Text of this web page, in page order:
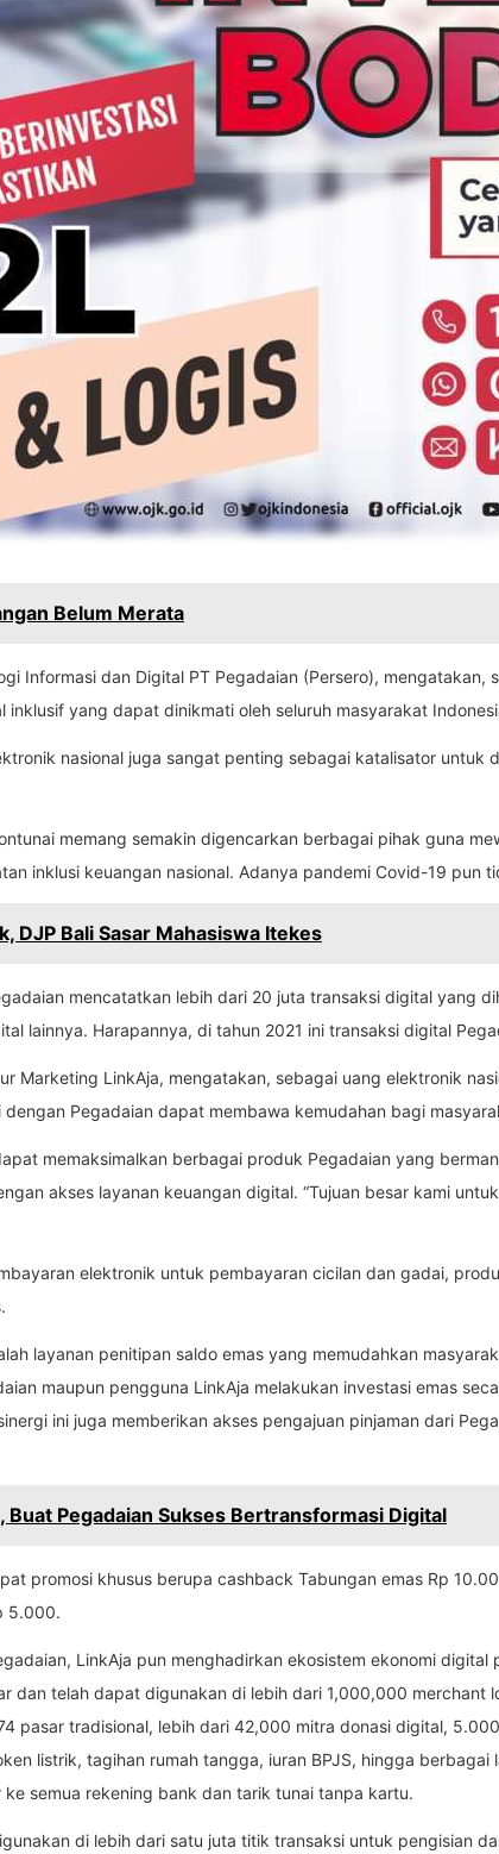
Belum Merata
Informasi dan Digital PT Pegadaian (Persero),
inklusif yang dapat dinikmati oleh seluruh masyarakat
nasional juga sangat penting sebagai katalisator
memang semakin digencarkan berbagai pihak guna
inklusi keuangan nasional. Adanya pandemi Covid-19
DJP Bali Sasar Mahasiswa Itekes
mencatatkan lebih dari 20 juta transaksi digital yang
lainnya. Harapannya, di tahun 2021 ini transaksi digital
Marketing LinkAja, mengatakan, sebagai uang elektronik
Pegadaian dapat membawa kemudahan bagi
memaksimalkan berbagai produk Pegadaian yang
akses layanan keuangan digital. “Tujuan besar kami
elektronik untuk pembayaran cicilan dan gadai,
layanan penitipan saldo emas yang memudahkan
maupun pengguna LinkAja melakukan investasi emas
ini juga memberikan akses pengajuan pinjaman dari
Buat Pegadaian Sukses Bertransformasi Digital
promosi khusus berupa cashback Tabungan emas Rp
5.000.
LinkAja pun menghadirkan ekosistem ekonomi
dan telah dapat digunakan di lebih dari 1,000,000 merchant
pasar tradisional, lebih dari 42,000 mitra donasi digital,
listrik, tagihan rumah tangga, iuran BPJS, hingga
semua rekening bank dan tarik tunai tanpa kartu.
di lebih dari satu juta titik transaksi untuk pengisian